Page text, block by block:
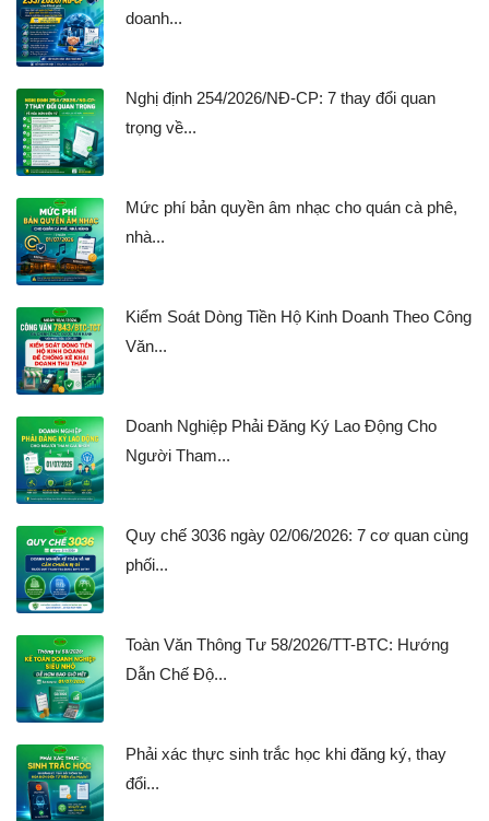
doanh...
Nghị định 254/2026/NĐ-CP: 7 thay đổi quan
trọng về...
Mức phí bản quyền âm nhạc cho quán cà phê,
nhà...
Kiểm Soát Dòng Tiền Hộ Kinh Doanh Theo Công
Văn...
Doanh Nghiệp Phải Đăng Ký Lao Động Cho
Người Tham...
Quy chế 3036 ngày 02/06/2026: 7 cơ quan cùng
phối...
Toàn Văn Thông Tư 58/2026/TT-BTC: Hướng
Dẫn Chế Độ...
Phải xác thực sinh trắc học khi đăng ký, thay
đổi...